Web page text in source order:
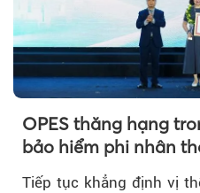
OPES thăng hạng
bảo hiểm phi nhân
2026
Tiếp tục khẳng định vị